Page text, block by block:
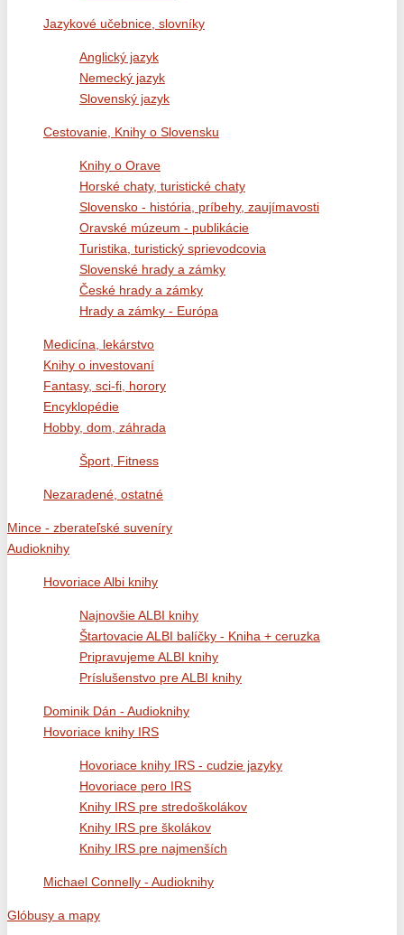
Jazykové učebnice, slovníky
Anglický jazyk
Nemecký jazyk
Slovenský jazyk
Cestovanie, Knihy o Slovensku
Knihy o Orave
Horské chaty, turistické chaty
Slovensko - história, príbehy, zaujímavosti
Oravské múzeum - publikácie
Turistika, turistický sprievodcovia
Slovenské hrady a zámky
České hrady a zámky
Hrady a zámky - Európa
Medicína, lekárstvo
Knihy o investovaní
Fantasy, sci-fi, horory
Encyklopédie
Hobby, dom, záhrada
Šport, Fitness
Nezaradené, ostatné
Mince - zberateľské suveníry
Audioknihy
Hovoriace Albi knihy
Najnovšie ALBI knihy
Štartovacie ALBI balíčky - Kniha + ceruzka
Pripravujeme ALBI knihy
Príslušenstvo pre ALBI knihy
Dominik Dán - Audioknihy
Hovoriace knihy IRS
Hovoriace knihy IRS - cudzie jazyky
Hovoriace pero IRS
Knihy IRS pre stredoškolákov
Knihy IRS pre školákov
Knihy IRS pre najmenších
Michael Connelly - Audioknihy
Glóbusy a mapy